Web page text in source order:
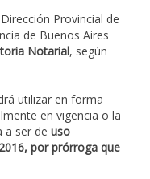
Provincial de
de Buenos Aires
Notarial, según
utilizar en forma
en vigencia o la
a ser de uso
por prórroga que